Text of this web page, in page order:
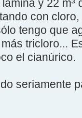
y 22
con
tengo que
tricloro...
el cianúrico.
seriamente